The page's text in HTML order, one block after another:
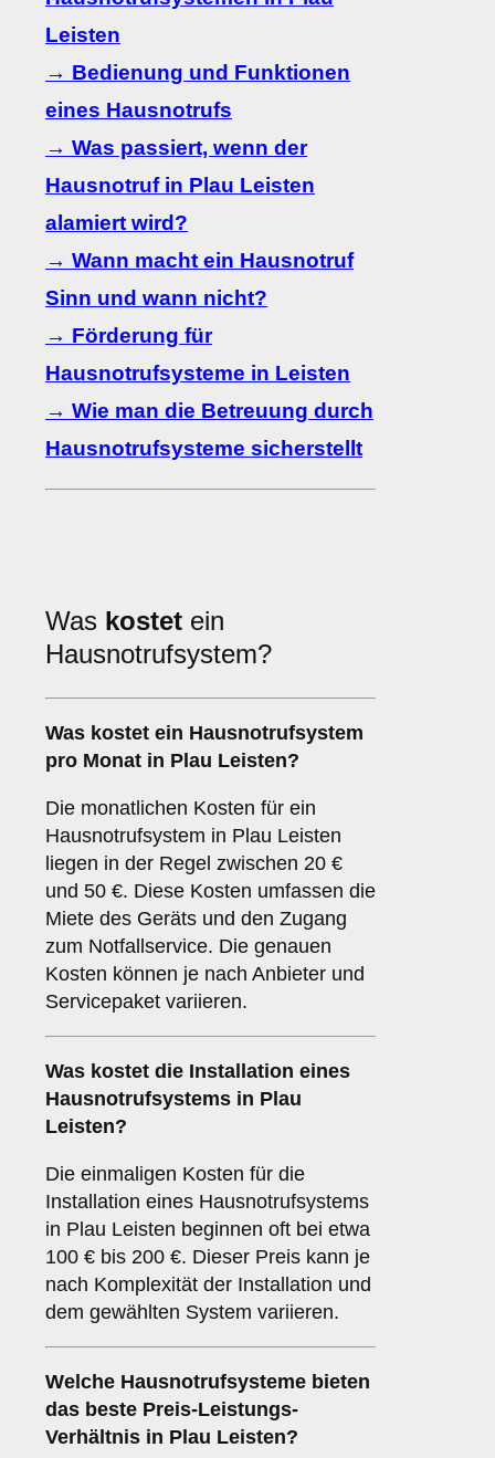
Leisten
→ Bedienung und Funktionen
eines Hausnotrufs
→ Was passiert, wenn der
Hausnotruf in Plau Leisten
alamiert wird?
→ Wann macht ein Hausnotruf
Sinn und wann nicht?
→ Förderung für
Hausnotrufsysteme in Leisten
→ Wie man die Betreuung durch
Hausnotrufsysteme sicherstellt
Was kostet ein
Hausnotrufsystem?
Was kostet ein Hausnotrufsystem
pro Monat in Plau Leisten?
Die monatlichen Kosten für ein
Hausnotrufsystem in Plau Leisten
liegen in der Regel zwischen 20 €
und 50 €. Diese Kosten umfassen die
Miete des Geräts und den Zugang
zum Notfallservice. Die genauen
Kosten können je nach Anbieter und
Servicepaket variieren.
Was kostet die Installation eines
Hausnotrufsystems in Plau
Leisten?
Die einmaligen Kosten für die
Installation eines Hausnotrufsystems
in Plau Leisten beginnen oft bei etwa
100 € bis 200 €. Dieser Preis kann je
nach Komplexität der Installation und
dem gewählten System variieren.
Welche Hausnotrufsysteme bieten
das beste Preis-Leistungs-
Verhältnis in Plau Leisten?